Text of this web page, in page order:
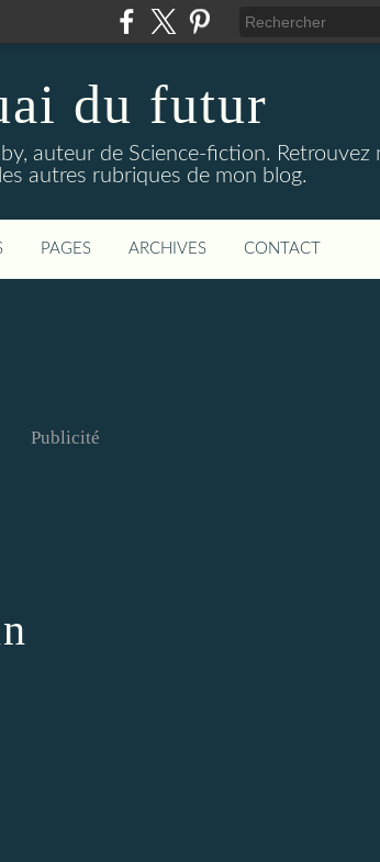
du futur
auteur de Science-fiction.
autres rubriques de mon blog.
PAGES ARCHIVES CONTACT
Publicité